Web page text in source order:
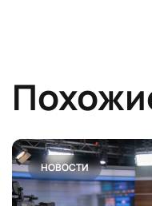
НОВОСТИ